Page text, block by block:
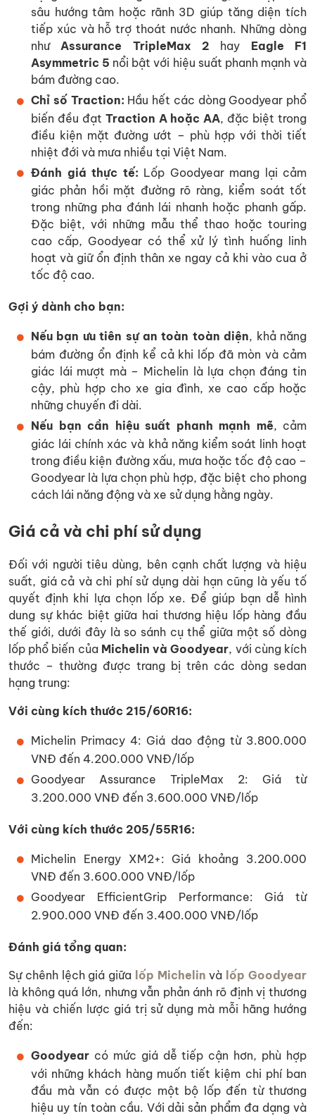
sâu hướng tâm hoặc rãnh 3D giúp tăng diện tích
tiếp xúc và hỗ trợ thoát nước nhanh. Những dòng
như Assurance TripleMax 2 hay Eagle F1
Asymmetric 5 nổi bật với hiệu suất phanh mạnh và
bám đường cao.
Chỉ số Traction: Hầu hết các dòng Goodyear phổ
biến đều đạt Traction A hoặc AA, đặc biệt trong
điều kiện mặt đường ướt – phù hợp với thời tiết
nhiệt đới và mưa nhiều tại Việt Nam.
Đánh giá thực tế: Lốp Goodyear mang lại cảm
giác phản hồi mặt đường rõ ràng, kiểm soát tốt
trong những pha đánh lái nhanh hoặc phanh gấp.
Đặc biệt, với những mẫu thể thao hoặc touring
cao cấp, Goodyear có thể xử lý tình huống linh
hoạt và giữ ổn định thân xe ngay cả khi vào cua ở
tốc độ cao.
Gợi ý dành cho bạn:
Nếu bạn ưu tiên sự an toàn toàn diện, khả năng
bám đường ổn định kể cả khi lốp đã mòn và cảm
giác lái mượt mà – Michelin là lựa chọn đáng tin
cậy, phù hợp cho xe gia đình, xe cao cấp hoặc
những chuyến đi dài.
Nếu bạn cần hiệu suất phanh mạnh mẽ, cảm
giác lái chính xác và khả năng kiểm soát linh hoạt
trong điều kiện đường xấu, mưa hoặc tốc độ cao –
Goodyear là lựa chọn phù hợp, đặc biệt cho phong
cách lái năng động và xe sử dụng hằng ngày.
Giá cả và chi phí sử dụng
Đối với người tiêu dùng, bên cạnh chất lượng và hiệu
suất, giá cả và chi phí sử dụng dài hạn cũng là yếu tố
quyết định khi lựa chọn lốp xe. Để giúp bạn dễ hình
dung sự khác biệt giữa hai thương hiệu lốp hàng đầu
thế giới, dưới đây là so sánh cụ thể giữa một số dòng
lốp phổ biến của Michelin và Goodyear, với cùng kích
thước – thường được trang bị trên các dòng sedan
hạng trung:
Với cùng kích thước 215/60R16:
Michelin Primacy 4: Giá dao động từ 3.800.000
VNĐ đến 4.200.000 VNĐ/lốp
Goodyear Assurance TripleMax 2: Giá từ
3.200.000 VNĐ đến 3.600.000 VNĐ/lốp
Với cùng kích thước 205/55R16:
Michelin Energy XM2+: Giá khoảng 3.200.000
VNĐ đến 3.600.000 VNĐ/lốp
Goodyear EfficientGrip Performance: Giá từ
2.900.000 VNĐ đến 3.400.000 VNĐ/lốp
Đánh giá tổng quan:
Sự chênh lệch giá giữa lốp Michelin và lốp Goodyear
là không quá lớn, nhưng vẫn phản ánh rõ định vị thương
hiệu và chiến lược giá trị sử dụng mà mỗi hãng hướng
đến:
Goodyear có mức giá dễ tiếp cận hơn, phù hợp
với những khách hàng muốn tiết kiệm chi phí ban
đầu mà vẫn có được một bộ lốp đến từ thương
hiệu uy tín toàn cầu. Với dải sản phẩm đa dạng và